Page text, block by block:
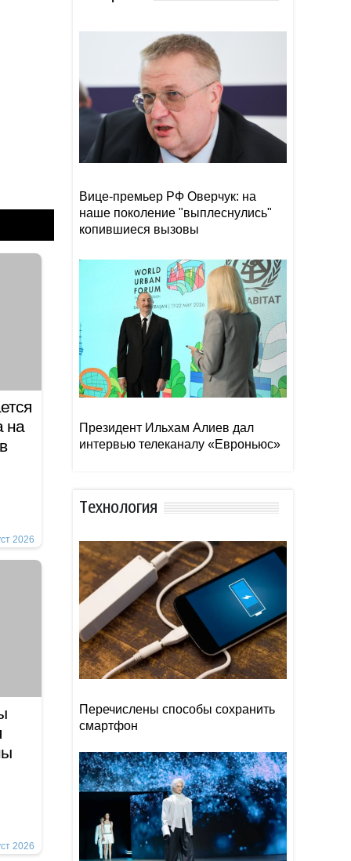
на
2026
2026
10:03
после 30 лет возникают не
просто так
09:39
Выдвинуты новые условия
для открытия Ормузского
пролива
09:32
NYT: у США осталось менее
1,7 тыс. ракет для Patriot из-
Вице-премьер РФ Оверчук: на
наше поколение "выплеснулись"
копившиеся вызовы
Президент Ильхам Алиев дал
интервью телеканалу «Евроньюс»
Тexнoлoгия
Перечислены способы сохранить
смартфон